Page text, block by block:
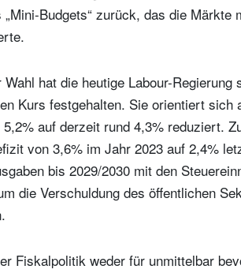
Budgets“ zurück, das die Märkte
hat die heutige Labour-
Kurs festgehalten. Sie orientiert sich
auf derzeit rund 4,3% reduziert.
von 3,6% im Jahr 2023 auf 2,4%
bis 2029/2030 mit den
die Verschuldung des öffentlichen
Fiskalpolitik weder für unmittelbar